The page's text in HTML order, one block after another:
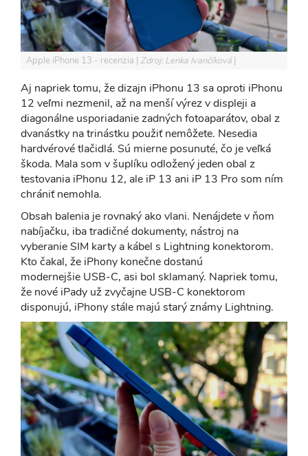
Apple iPhone 13 - recenzia Zdroj: Lenka Ivančíková
Aj napriek tomu, že dizajn iPhonu 13 sa oproti iPhonu
12 veľmi nezmenil, až na menší výrez v displeji a
diagonálne usporiadanie zadných fotoaparátov, obal z
dvanástky na trinástku použiť nemôžete. Nesedia
hardvérové tlačidlá. Sú mierne posunuté, čo je veľká
škoda. Mala som v šuplíku odložený jeden obal z
testovania iPhonu 12, ale iP 13 ani iP 13 Pro som ním
chrániť nemohla.
Obsah balenia je rovnaký ako vlani. Nenájdete v ňom
nabíjačku, iba tradičné dokumenty, nástroj na
vyberanie SIM karty a kábel s Lightning konektorom.
Kto čakal, že iPhony konečne dostanú
modernejšie USB-C, asi bol sklamaný. Napriek tomu,
že nové iPady už zvyčajne USB-C konektorom
disponujú, iPhony stále majú starý známy Lightning.